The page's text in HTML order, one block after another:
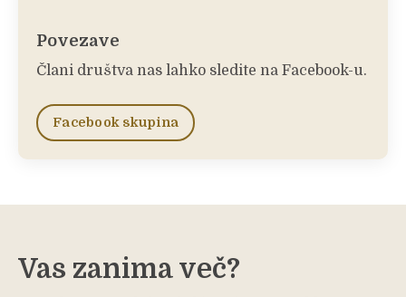
Povezave
Člani društva nas lahko sledite na Facebook-u.
Facebook skupina
Vas zanima več?